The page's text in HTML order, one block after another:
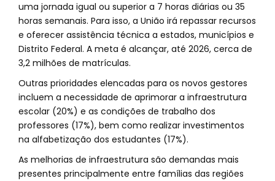
uma jornada igual ou superior a 7 horas diárias ou 35
horas semanais. Para isso, a União irá repassar recursos
e oferecer assistência técnica a estados, municípios e
Distrito Federal. A meta é alcançar, até 2026, cerca de
3,2 milhões de matrículas.
Outras prioridades elencadas para os novos gestores
incluem a necessidade de aprimorar a infraestrutura
escolar (20%) e as condições de trabalho dos
professores (17%), bem como realizar investimentos
na alfabetização dos estudantes (17%).
As melhorias de infraestrutura são demandas mais
presentes principalmente entre famílias das regiões